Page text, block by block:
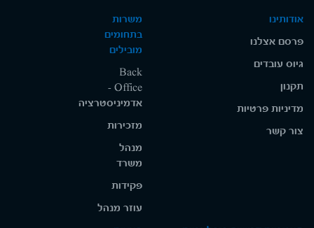
אודותינו
פרסם אצלנו
גיוס עובדים
תקנון
מדיניות פרטיות
צור קשר
משרות
בתחומים
מובילים
Back
Office -
אדמיניסטרציה
מזכירות
מנהל
משרד
פקידות
עוזר מנהל